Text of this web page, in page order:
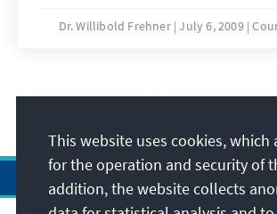
2009 wurden von rund 2,6
Legislaturperioden dann Fraktion
Koalitionen. Die Mehrheit der
wählt dann den Premierminister,
Regierung Albaniens bildet. Die
Dr. Willibold Frehner July 6, 2009
11/11
This website uses cookies, which
for the operation and security of
addition, the website collects